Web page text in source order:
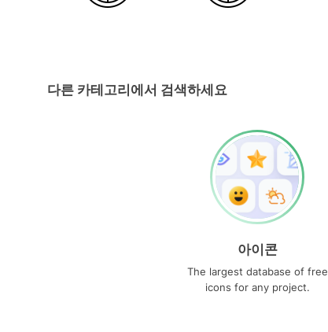
다른 카테고리에서 검색하세요
아이콘
The largest database of free
icons for any project.